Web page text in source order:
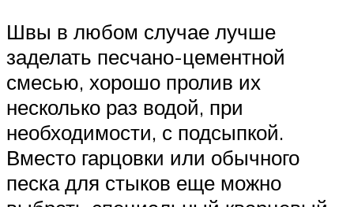
Швы в любом случае лучше
заделать песчано-цементной
смесью, хорошо пролив их
несколько раз водой, при
необходимости, с подсыпкой.
Вместо гарцовки или обычного
песка для стыков еще можно